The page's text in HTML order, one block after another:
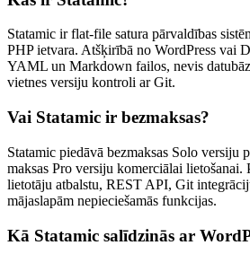
Statamic ir flat-file satura pārvaldības
PHP ietvara. Atšķirībā no WordPress vai
YAML un Markdown failos, nevis
vietnes versiju kontroli ar Git.
Vai Statamic ir bezmaksas?
Statamic piedāvā bezmaksas Solo versiju
maksas Pro versiju komerciālai lietošanai.
lietotāju atbalstu, REST API, Git
mājaslapām nepieciešamās funkcijas.
Kā Statamic salīdzinās ar